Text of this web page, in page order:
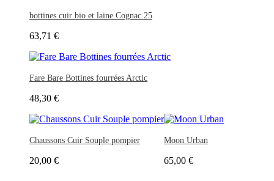
bottines cuir bio et laine Cognac 25
63,71 €
Fare Bare Bottines fourrées Arctic
48,30 €
Chaussons Cuir Souple pompier
20,00 €
Moon Urban
65,00 €